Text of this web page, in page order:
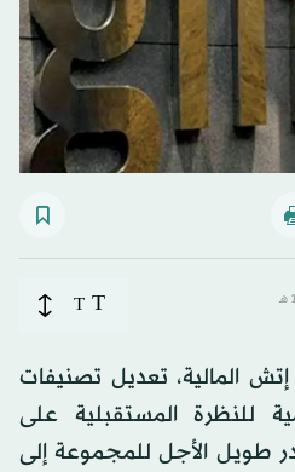
T
T
المالية، تعديل تصنيفات
للنظرة المستقبلية على
طويل الأجل للمجموعة إلى